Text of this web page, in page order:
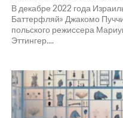
В декабре 2022 года
Баттерфляй» Джакомо
польского режиссера
Эттингер....